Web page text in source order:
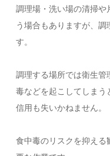
調理場・洗い場の清掃や
う場合もありますが、
す。
調理する場所では衛生管
毒などを起こしてしまう
信用も失いかねません。
食中毒のリスクを抑え